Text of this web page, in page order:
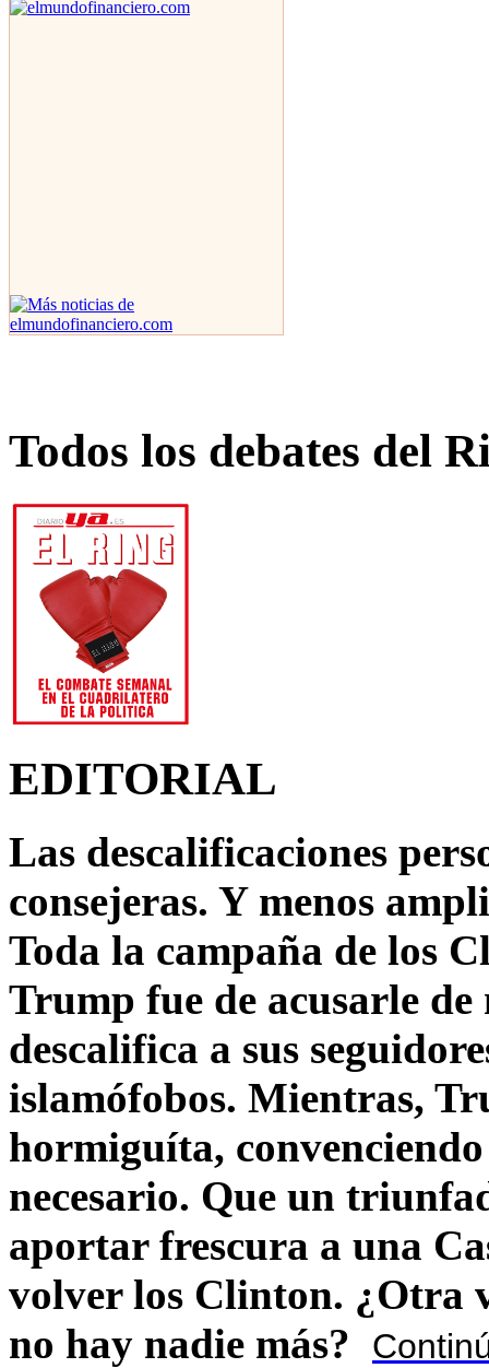
Todos los debates del
EDITORIAL
Las descalificaciones
consejeras. Y menos
Toda la campaña de los
Trump fue de acusarle
descalifica a sus
islamófobos. Mientras,
hormiguíta,
necesario. Que un
aportar frescura a una
volver los Clinton. ¿Otra
no hay nadie más?